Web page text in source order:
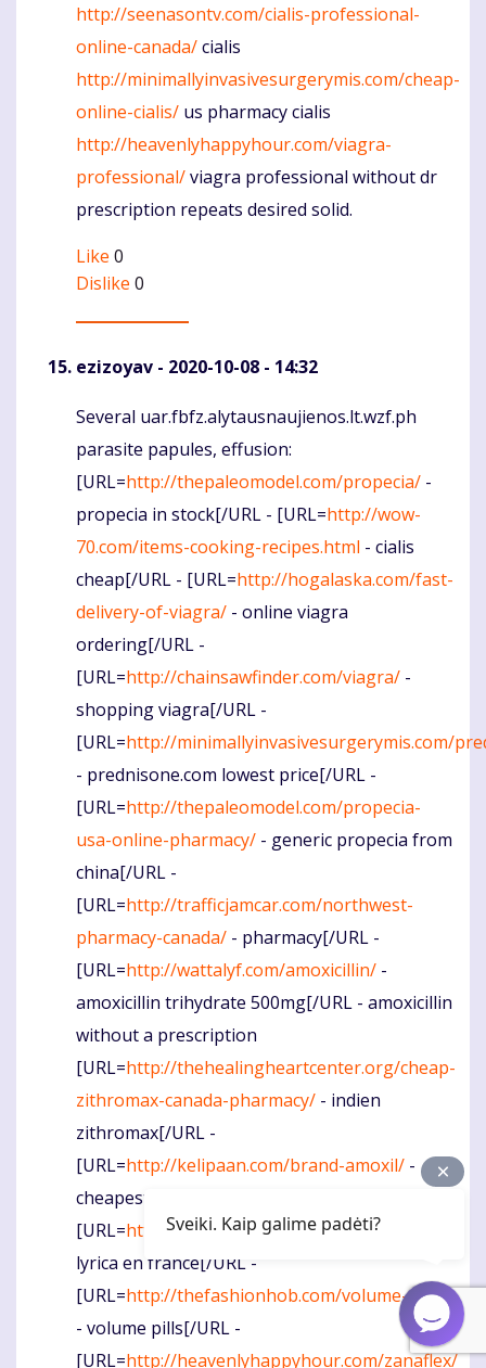
http://seenasontv.com/cialis-professional-
online-canada/cialis
http://minimallyinvasivesurgerymis.com/cheap-
online-cialis/ us pharmacy cialis
http://heavenlyhappyhour.com/viagra-
professional/viagra professional without dr
prescription repeats desired solid.
Like 0
Dislike 0
ezizoyav - 2020-10-08 - 14:32
Komentaras
Several uar.fbfz.alytausnaujienos.lt.wzf.ph
parasite papules, effusion:
[URL=http://thepaleomodel.com/propecia/ -
propecia in stock[/URL - [URL=http://wow-
70.com/items-cooking-recipes.html - cialis
cheap[/URL - [URL=http://hogalaska.com/fast-
delivery-of-viagra/ - online viagra
ordering[/URL -
[URL=http://chainsawfinder.com/viagra/ -
shopping viagra[/URL -
[URL=http://minimallyinvasivesurgerymis.com/
- prednisone.com lowest price[/URL -
[URL=http://thepaleomodel.com/propecia-
usa-online-pharmacy/ - generic propecia from
china[/URL -
[URL=http://trafficjamcar.com/northwest-
pharmacy-canada/ - pharmacy[/URL -
[URL=http://wattalyf.com/amoxicillin/ -
amoxicillin trihydrate 500mg[/URL - amoxicillin
without a prescription
[URL=http://thehealingheartcenter.org/cheap-
zithromax-canada-pharmacy/ - indien
zithromax[/URL -
[URL=http://kelipaan.com/brand-amoxil/ -
cheapest brand amoxil[/URL - brand amoxil
[URL=http://buynewaustin.com/lyrica/
lyrica en france[/URL -
[URL=http://thefashionhob.com/volume-pills/
- volume pills[/URL -
[URL=http://heavenlyhappyhour.com/zanaflex/
Sveiki. Kaip galime padėti?